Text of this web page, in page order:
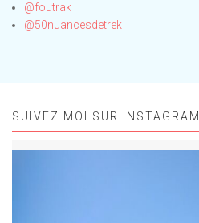
@foutrak
@50nuancesdetrek
SUIVEZ MOI SUR INSTAGRAM